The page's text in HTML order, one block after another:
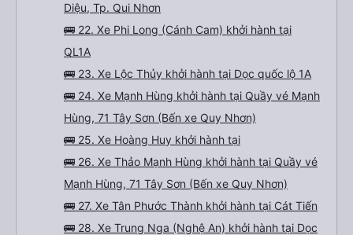
Diệu, Tp. Qui Nhơn
🚌 22. Xe Phi Long (Cánh Cam) khởi hành tại
QL1A
🚌 23. Xe Lộc Thủy khởi hành tại Dọc quốc lộ 1A
🚌 24. Xe Mạnh Hùng khởi hành tại Quầy vé Mạnh
Hùng, 71 Tây Sơn (Bến xe Quy Nhơn)
🚌 25. Xe Hoàng Huy khởi hành tại
🚌 26. Xe Thảo Mạnh Hùng khởi hành tại Quầy vé
Mạnh Hùng, 71 Tây Sơn (Bến xe Quy Nhơn)
🚌 27. Xe Tân Phước Thành khởi hành tại Cát Tiến
🚌 28. Xe Trung Nga (Nghệ An) khởi hành tại Dọc